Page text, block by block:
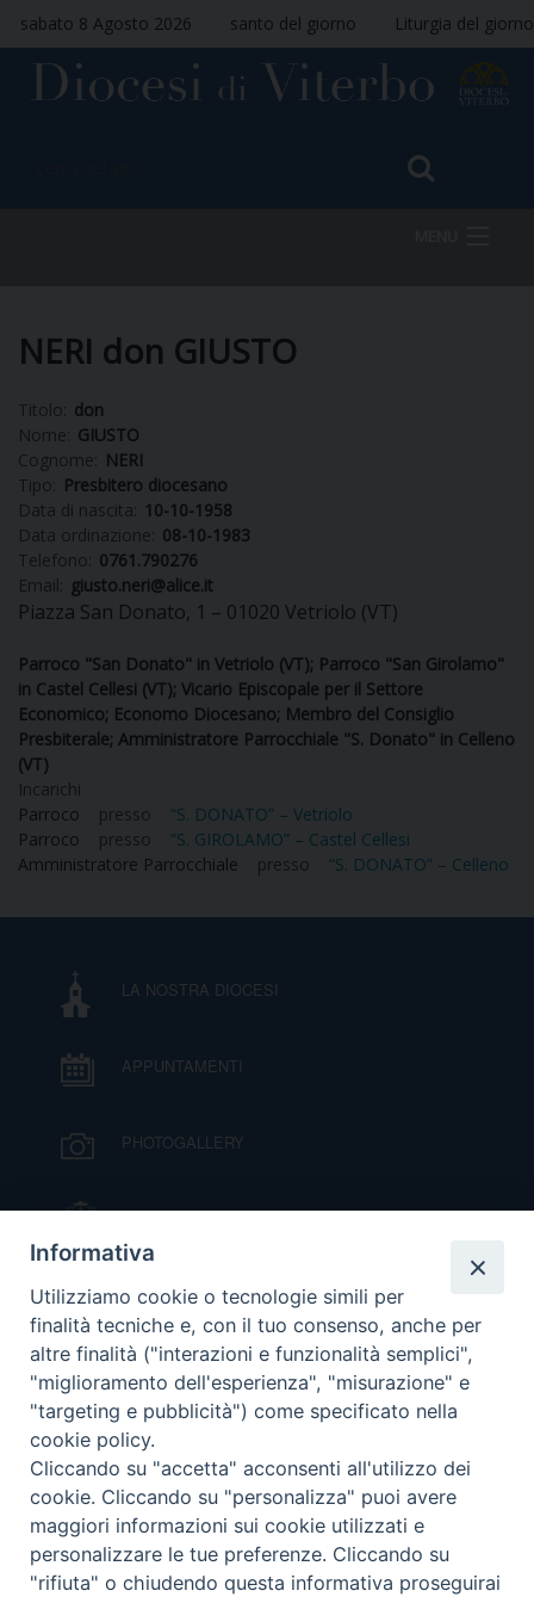
sabato 8 Agosto 2026 santo del giorno Liturgia del giorno
VESCOVO
DIOCESI
CLERO
PARROCCHIE
DOVE SIAMO
PRIVACY
COOKIE POLICY
NERI don GIUSTO
Titolo: don
Nome: GIUSTO
Cognome:
NERI
Tipo:
Presbitero diocesano
Data di nascita:
10-10-1958
Data ordinazione: 08-10-1983
Telefono: 0761.790276
Email:
giusto.neri@alice.it
Piazza San Donato, 1 – 01020 Vetriolo (VT)
Parroco "San Donato" in Vetriolo (VT); Parroco "San Girolamo"
in Castel Cellesi (VT); Vicario Episcopale per il Settore
Economico; Economo Diocesano; Membro del Consiglio
Presbiterale; Amministratore Parrocchiale "S. Donato" in Celleno
(VT)
Incarichi
Parroco
presso
“S. DONATO” – Vetriolo
Parroco
presso
“S. GIROLAMO” – Castel Cellesi
Amministratore Parrocchiale
presso “S. DONATO” – Celleno
LA NOSTRA DIOCESI
APPUNTAMENTI
PHOTOGALLERY
IL VESCOVO MONS. ORAZIO FRANCESCO
PIAZZA
VIDEOGALLERY
ORARI S. MESSE
MODULISTICA
PODCAST
Informativa
Utilizziamo cookie o tecnologie simili per
finalità tecniche e, con il tuo consenso, anche per
altre finalità ("interazioni e funzionalità semplici",
"miglioramento dell'esperienza", "misurazione" e
"targeting e pubblicità") come specificato nella
cookie policy.
Cliccando su "accetta" acconsenti all'utilizzo dei
cookie. Cliccando su "personalizza" puoi avere
maggiori informazioni sui cookie utilizzati e
personalizzare le tue preferenze. Cliccando su
"rifiuta" o chiudendo questa informativa proseguirai